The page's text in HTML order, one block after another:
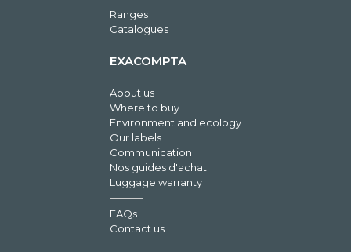
Ranges
Catalogues
EXACOMPTA
About us
Where to buy
Environment and ecology
Our labels
Communication
Nos guides d'achat
Luggage warranty
FAQs
Contact us